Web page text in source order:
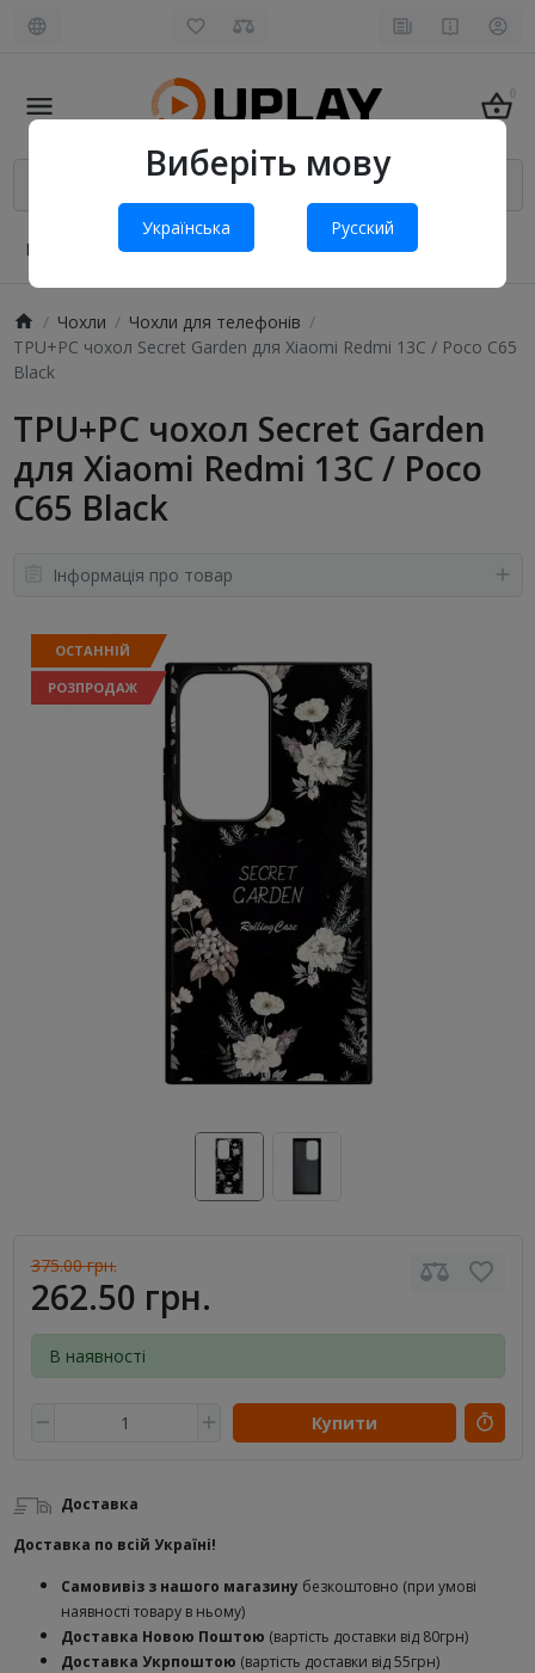
Виберіть мову
Українська Русский
0
Про нас Оплата і доставка Обмін та повернення
Чохли
Чохли для телефонів
TPU+PC чохол Secret Garden для Xiaomi Redmi 13C / Poco C65
Black
TPU+PC чохол Secret Garden
для Xiaomi Redmi 13C / Poco
C65 Black
Інформація про товар
ОСТАННІЙ
РОЗПРОДАЖ
375.00 грн.
262.50 грн.
В наявності
Купити
Доставка
Доставка по всій Україні!
Самовивіз з нашого магазину безкоштовно (при умові
наявності товару в ньому)
Доставка Новою Поштою (вартість доставки від 80грн)
Доставка Укрпоштою (вартість доставки від 55грн)